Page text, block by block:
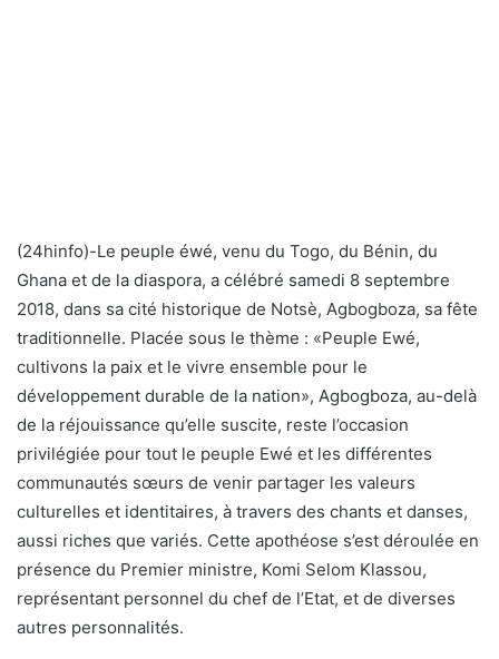
(24hinfo)-Le peuple éwé, venu du Togo, du Bénin, du
Ghana et de la diaspora, a célébré samedi 8 septembre
2018, dans sa cité historique de Notsè, Agbogboza, sa fête
traditionnelle. Placée sous le thème : «Peuple Ewé,
cultivons la paix et le vivre ensemble pour le
développement durable de la nation», Agbogboza, au-delà
de la réjouissance qu’elle suscite, reste l’occasion
privilégiée pour tout le peuple Ewé et les différentes
communautés sœurs de venir partager les valeurs
culturelles et identitaires, à travers des chants et danses,
aussi riches que variés. Cette apothéose s’est déroulée en
présence du Premier ministre, Komi Selom Klassou,
représentant personnel du chef de l’Etat, et de diverses
autres personnalités.